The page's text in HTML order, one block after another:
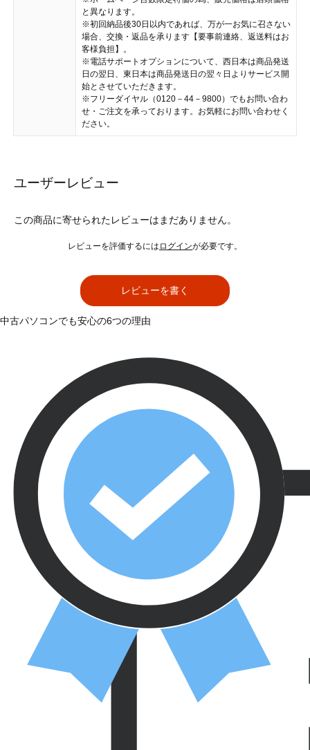
と異なります。
※初回納品後30日以内であれば、万が一お気に召さない
場合、交換・返品を承ります【要事前連絡、返送料はお
客様負担】。
※電話サポートオプションについて、西日本は商品発送
日の翌日、東日本は商品発送日の翌々日よりサービス開
始とさせていただきます。
※フリーダイヤル（0120－44－9800）でもお問い合わ
せ・ご注文を承っております。お気軽にお問い合わせく
ださい。
ユーザーレビュー
この商品に寄せられたレビューはまだありません。
レビューを評価するには ログインが必要です。
レビューを書く
中古パソコンでも安心の6つの理由